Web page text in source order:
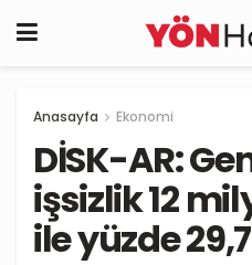
Anasayfa Ekonomi
DİSK-AR:
işsizlik 12
ile yüzde